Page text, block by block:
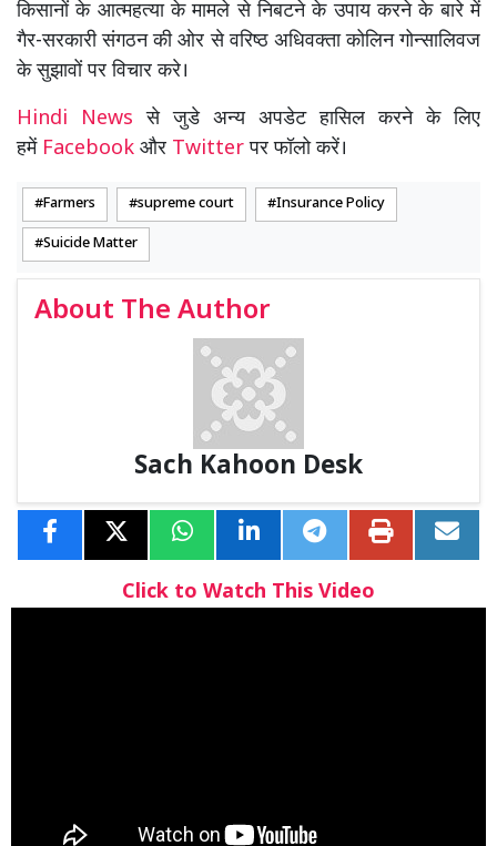
किसानों के आत्महत्या के मामले से निबटने के उपाय करने के बारे में
गैर-सरकारी संगठन की ओर से वरिष्ठ अधिवक्ता कोलिन गोन्सालिवज
के सुझावों पर विचार करे।
Hindi Newsसे जुडे अन्य अपडेट हासिल करने के लिए
हमें Facebook और Twitterपर फॉलो करें।
Farmers supreme court Insurance Policy
Suicide Matter
About The Author
Sach Kahoon Desk
Click to Watch This Video